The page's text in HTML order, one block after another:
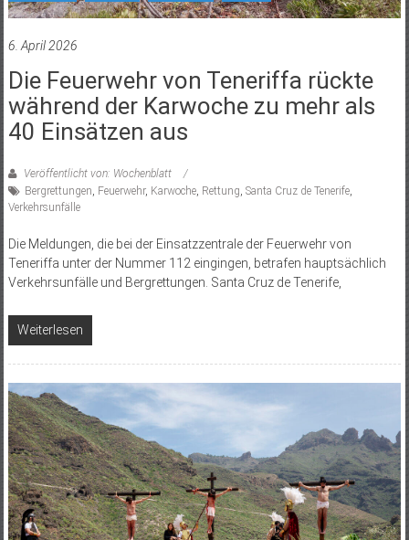
6. April 2026
Die Feuerwehr von Teneriffa rückte
während der Karwoche zu mehr als
40 Einsätzen aus
Veröffentlicht von: Wochenblatt
Bergrettungen Feuerwehr, Karwoche, Rettung Santa Cruz de Tenerife,
Verkehrsunfälle
Die Meldungen, die bei der Einsatzzentrale der Feuerwehr von
Teneriffa unter der Nummer 112 eingingen, betrafen hauptsächlich
Verkehrsunfälle und Bergrettungen. Santa Cruz de Tenerife,
Weiterlesen